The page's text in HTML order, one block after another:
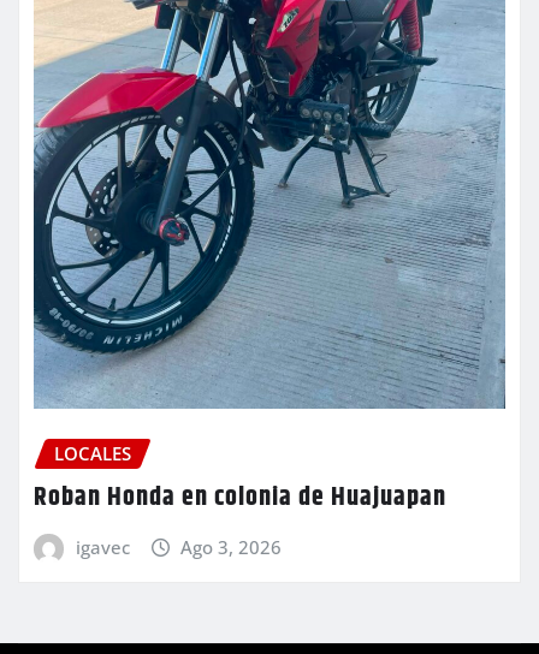
LOCALES
Roban Honda en colonia de Huajuapan
igavec Ago 3, 2026